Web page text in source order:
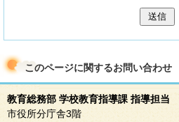
送信
このページに関するお問い合わせ
教育総務部 学校教育指導課 指導担当
市役所分庁舎3階